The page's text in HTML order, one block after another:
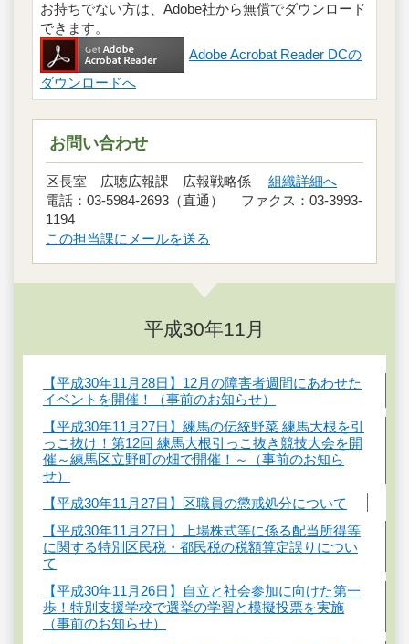
お持ちでない方は、Adobe社から無償でダウンロード
できます。
Adobe Acrobat Reader DCの
ダウンロードへ
お問い合わせ
区長室 広聴広報課 広報戦略係 組織詳細へ
電話：03-5984-2693（直通） ファクス：03-3993-
1194
この担当課にメールを送る
平成30年11月
【平成30年11月28日】12月の障害者週間にあわせた
イベントを開催！（事前のお知らせ）
【平成30年11月27日】練馬の伝統野菜 練馬大根を引
っこ抜け！第12回 練馬大根引っこ抜き競技大会を開
催～練馬区立野町の畑で開催！～（事前のお知ら
せ）
【平成30年11月27日】区職員の懲戒処分について
【平成30年11月27日】上場株式等に係る配当所得等
に関する特別区民税・都民税の税額算定誤りについ
て
【平成30年11月26日】自立と社会参加に向けた第一
歩！特別支援学校で選挙の学習と模擬投票を実施
（事前のお知らせ）